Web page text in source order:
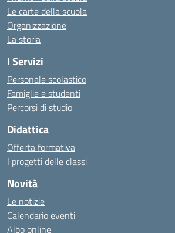
Le carte della scuola
Organizzazione
La storia
I Servizi
Personale scolastico
Famiglie e studenti
Percorsi di studio
Didattica
Offerta formativa
I progetti delle classi
Novità
Le notizie
Calendario eventi
Albo online